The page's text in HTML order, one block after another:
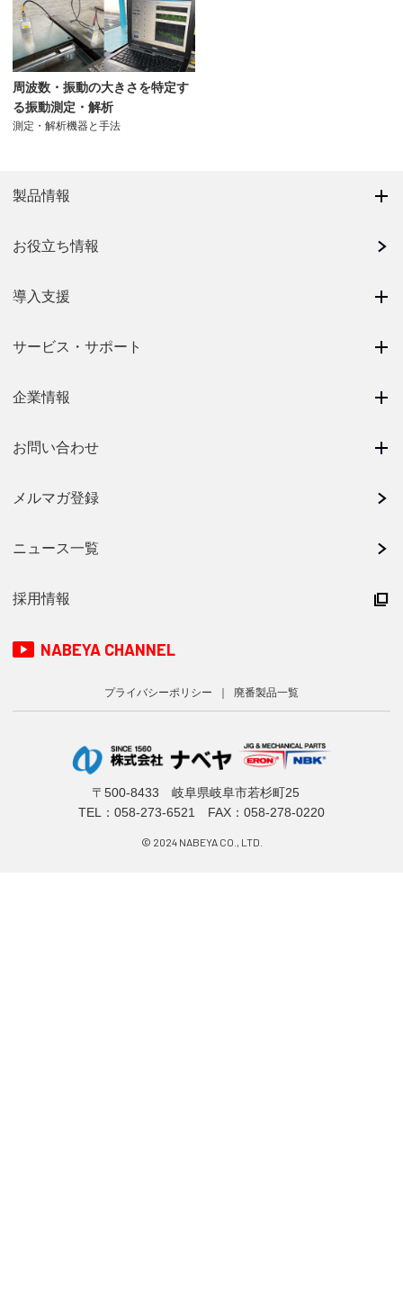
周波数・振動の大きさを特定す
る振動測定・解析
測定・解析機器と手法
製品情報
お役立ち情報
導入支援
サービス・サポート
企業情報
お問い合わせ
メルマガ登録
ニュース一覧
採用情報
NABEYA CHANNEL
プライバシーポリシー 廃番製品一覧
〒500-8433 岐阜県岐阜市若杉町25
TEL： 058-273-6521 FAX：058-278-0220
© 2024 NABEYA CO., LTD.